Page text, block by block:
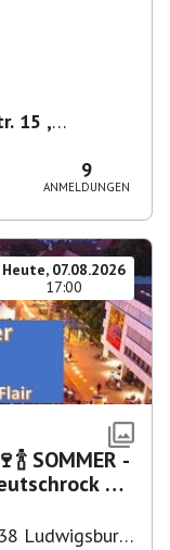
15 ,
9
ANMELDUNGEN
Heute, 07.08.2026
17:00
SOMMER -
🎼
Ludwigsburg,